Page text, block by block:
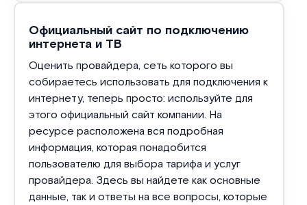
Официальный сайт по подключению
интернета и ТВ
Оценить провайдера, сеть которого вы
собираетесь использовать для подключения к
интернету, теперь просто: используйте для
этого официальный сайт компании. На
ресурсе расположена вся подробная
информация, которая понадобится
пользователю для выбора тарифа и услуг
провайдера. Здесь вы найдете как основные
данные, так и ответы на все вопросы, которые